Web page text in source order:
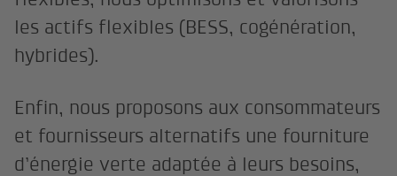
les actifs flexibles (BESS, cogénération,
hybrides).
Enfin, nous proposons aux consommateurs
et fournisseurs alternatifs une fourniture
d’énergie verte adaptée à leurs besoins,